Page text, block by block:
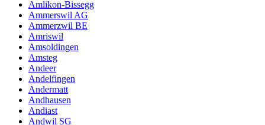
Amlikon-Bissegg
Ammerswil AG
Ammerzwil BE
Amriswil
Amsoldingen
Amsteg
Andeer
Andelfingen
Andermatt
Andhausen
Andiast
Andwil SG